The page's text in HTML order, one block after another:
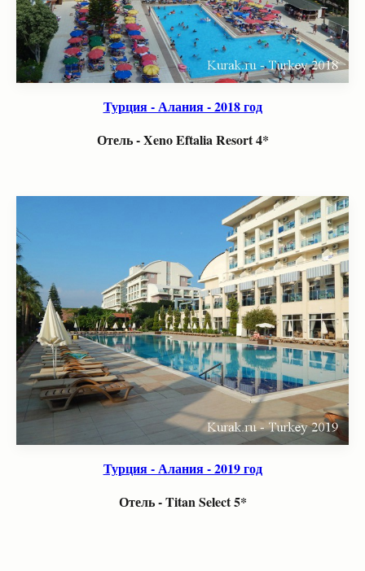
Турция - Алания - 2018 год
Отель - Xeno Eftalia Resort 4*
Турция - Алания - 2019 год
Отель - Titan Select 5*